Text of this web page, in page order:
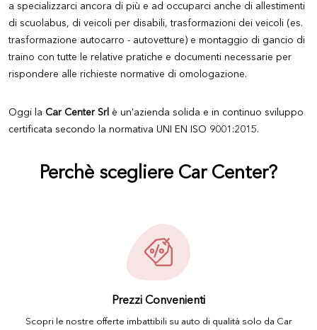
a specializzarci ancora di più e ad occuparci anche di allestimenti
di scuolabus, di veicoli per disabili, trasformazioni dei veicoli (es.
trasformazione autocarro - autovetture) e montaggio di gancio di
traino con tutte le relative pratiche e documenti necessarie per
rispondere alle richieste normative di omologazione.
Oggi la Car Center Srl è un'azienda solida e in continuo sviluppo
certificata secondo la normativa UNI EN ISO 9001:2015.
Perchè scegliere Car Center?
Prezzi Convenienti
Scopri le nostre offerte imbattibili su auto di qualità solo da Car